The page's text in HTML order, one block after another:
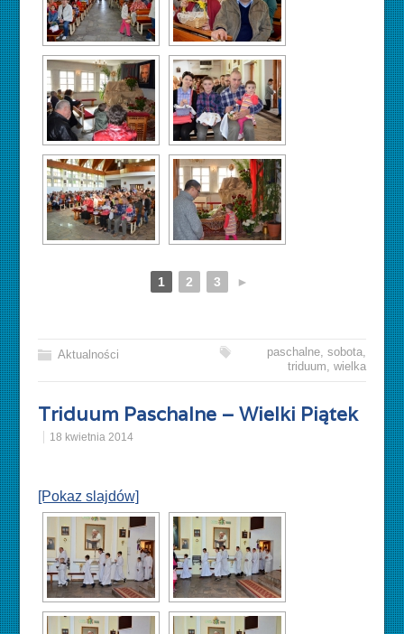
1 2 3 ►
Aktualności paschalne, sobota,
triduum, wielka
Triduum Paschalne – Wielki Piątek
18 kwietnia 2014
[Pokaz slajdów]